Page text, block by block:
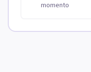
momento